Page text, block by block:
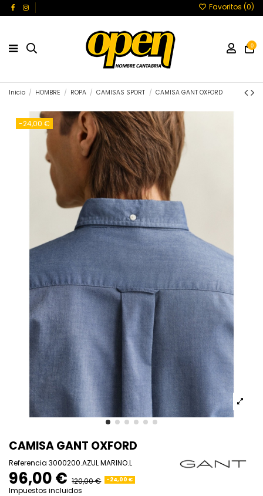
Favoritos (0)
0
Inicio HOMBRE ROPA CAMISAS SPORT CAMISA GANT OXFORD
-24,00 €
CAMISA GANT OXFORD
Referencia 3000200.AZUL MARINO.L
96,00 € 120,00 € -24,00 €
Impuestos incluidos